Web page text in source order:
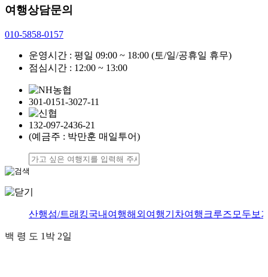
여행상담문의
010-5858-0157
운영시간 : 평일 09:00 ~ 18:00 (토/일/공휴일 휴무)
점심시간 : 12:00 ~ 13:00
301-0151-3027-11
132-097-2436-21
(예금주 : 박만훈 매일투어)
산행섬/트래킹국내여행해외여행기차여행 크루즈 모두보
백 령 도 1박 2일